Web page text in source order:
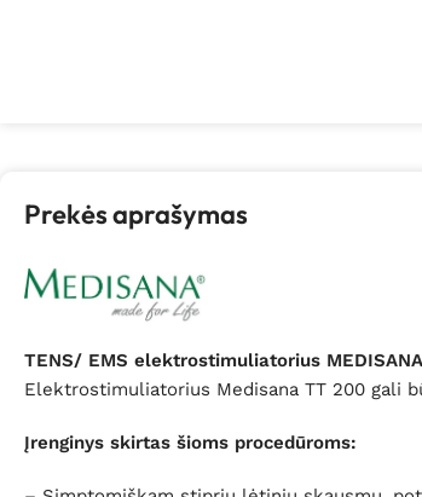
Prekės aprašymas
TENS/ EMS elektrostimuliatorius
Elektrostimuliatorius Medisana TT 200 gali
Įrenginys skirtas šioms procedūroms: